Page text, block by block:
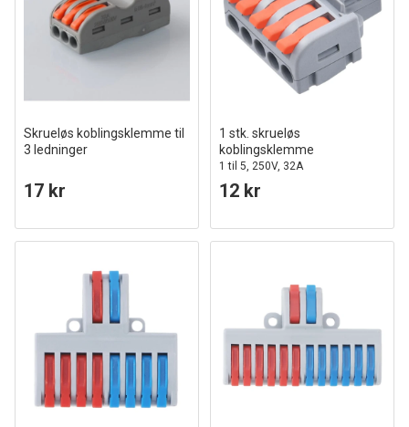
Skrueløs koblingsklemme til
3 ledninger
17 kr
1 stk. skrueløs
koblingsklemme
1 til 5, 250V, 32A
12 kr